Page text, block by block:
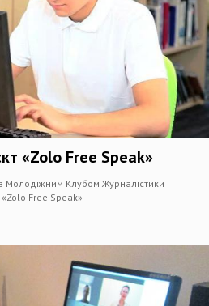
«Zolo Free Speak»
з Молодіжним Клубом Журналістики
Free Speak»